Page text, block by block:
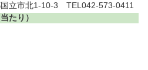
立市北1-10-3 TEL042-573-0411
たり）